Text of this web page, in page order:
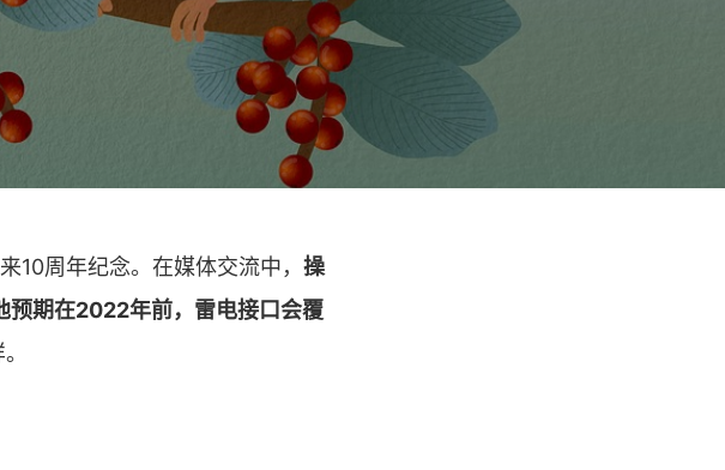
周年纪念。在媒体交流中， 操
期在2022年前，雷电接口会覆